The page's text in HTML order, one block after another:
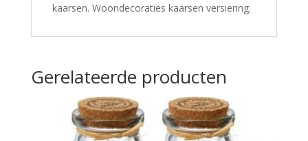
kaarsen. Woondecoraties kaarsen versiering.
Gerelateerde producten